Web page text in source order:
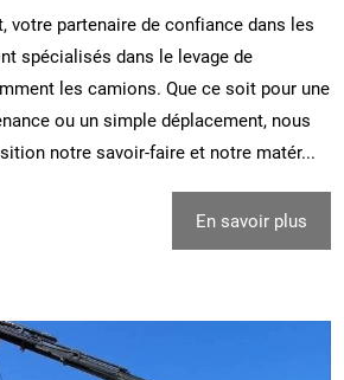
votre partenaire de confiance dans les
spécialisés dans le levage de
les camions. Que ce soit pour une
ou un simple déplacement, nous
notre savoir-faire et notre matér...
En savoir plus